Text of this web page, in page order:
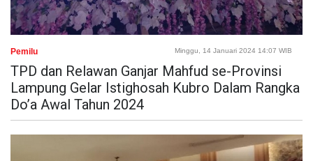
Pemilu Minggu, 14 Januari 2024 14:07 WIB
TPD dan Relawan Ganjar Mahfud se-Provinsi
Lampung Gelar Istighosah Kubro Dalam Rangka
Do’a Awal Tahun 2024